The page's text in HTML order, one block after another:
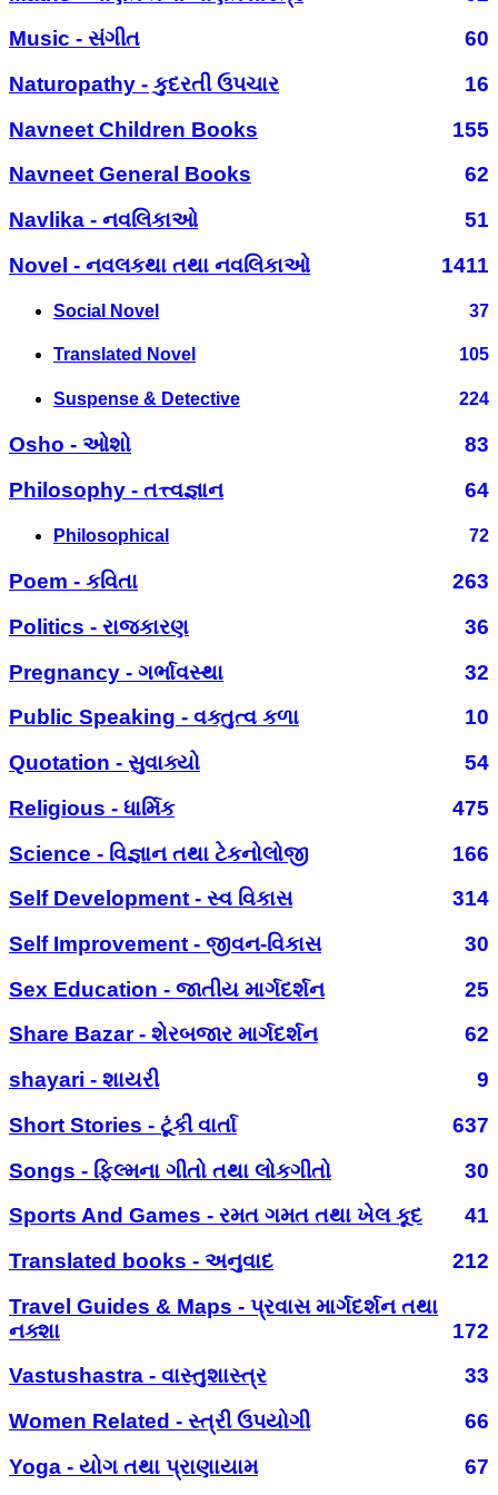
Music - સંગીત
60
Naturopathy - કુદરતી ઉપચાર
16
Navneet Children Books
155
Navneet General Books
62
Navlika - નવલિકાઓ
51
Novel - નવલકથા તથા નવલિકાઓ
1411
Social Novel 37
Translated Novel 105
Suspense & Detective 224
Osho - ઓશો
83
Philosophy - તત્ત્વજ્ઞાન
64
Philosophical 72
Poem - કવિતા
263
Politics - રાજકારણ
36
Pregnancy - ગર્ભાવસ્થા
32
Public Speaking - વક્તુત્વ કળા
10
Quotation - સુવાક્યો
54
Religious - ધાર્મિક
475
Science - વિજ્ઞાન તથા ટેકનોલોજી
166
Self Development - સ્વ વિકાસ
314
Self Improvement - જીવન-વિકાસ
30
Sex Education - જાતીય માર્ગદર્શન
25
Share Bazar - શેરબજાર માર્ગદર્શન
62
shayari - શાયરી
9
Short Stories - ટૂંકી વાર્તા
637
Songs - ફિલ્મના ગીતો તથા લોકગીતો
30
Sports And Games - રમત ગમત તથા ખેલ કૂદ
41
Translated books - અનુવાદ
212
Travel Guides & Maps - પ્રવાસ માર્ગદર્શન તથા
નક્શા
172
Vastushastra - વાસ્તુશાસ્ત્ર
33
Women Related - સ્ત્રી ઉપયોગી
66
Yoga - યોગ તથા પ્રાણાયામ
67